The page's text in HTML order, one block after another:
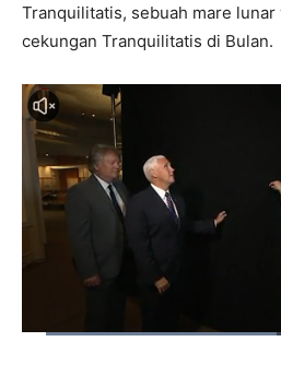
Tranquilitatis, sebuah mare lunar
cekungan Tranquilitatis di Bulan.